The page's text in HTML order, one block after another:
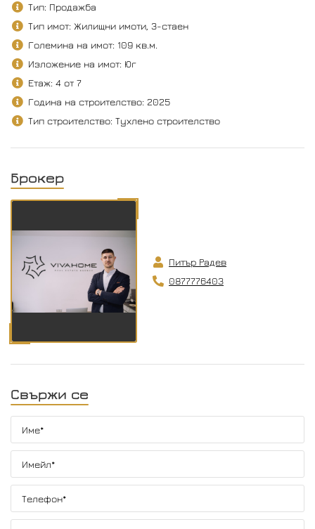
Тип: Продажба
Тип имот: Жилищни имоти, 3-стаен
Големина на имот: 109 кв.м.
Изложение на имот: Юг
Етаж: 4 от 7
Година на строителство: 2025
Тип строителство: Тухлено строителство
Брокер
Питър Радев
0877776403
Свържи се